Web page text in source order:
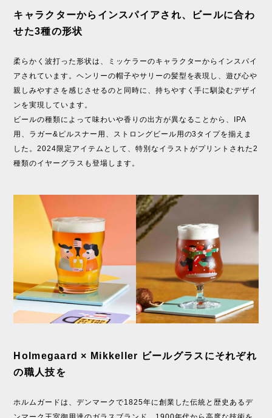
キャラクターからインスパイアされ、ビールに合わ
せた3種の形状
柔らかく波打った形状は、ミッケラーのキャラクターからインスパイ
アされています。ヘンリーの帽子やサリーの髪型を表現し、遊び心や
親しみやすさを感じさせるのと同時に、持ちやすく手に馴染むデザイ
ンを実現しています。
ビールの種類によって味わいや香りの出方が異なることから、IPA
用、ラガー&ピルスナー用、ストロングビール用の3タイプを揃えま
した。2024限定アイテムとして、特別なイラストがプリントされた2
種類のイヤーグラスも登場します。
Holmegaard × Mikkeller ビールグラスにそれぞれ
の職人技を
ホルムガードは、デンマークで1825年に創業した伝統と歴史あるデ